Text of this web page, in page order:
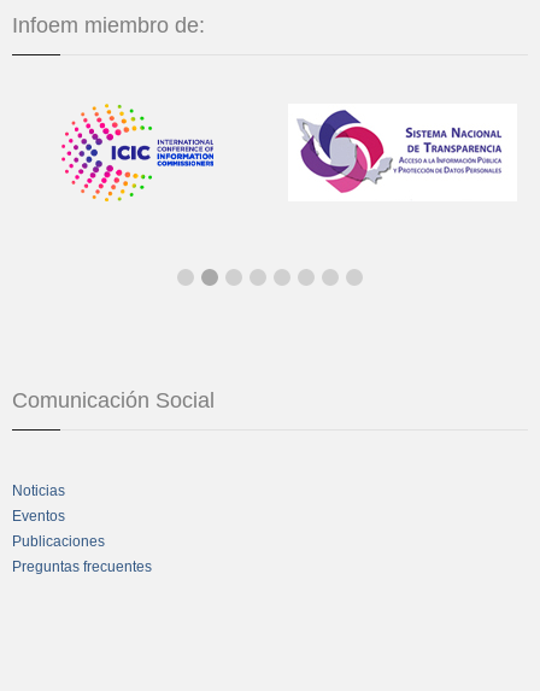
Infoem miembro de:
Comunicación Social
Noticias
Eventos
Publicaciones
Preguntas frecuentes